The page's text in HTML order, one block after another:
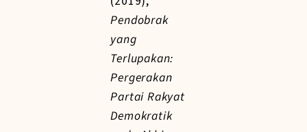
Pendobrak
yang
Terlupakan:
Pergerakan
Partai Rakyat
Demokratik